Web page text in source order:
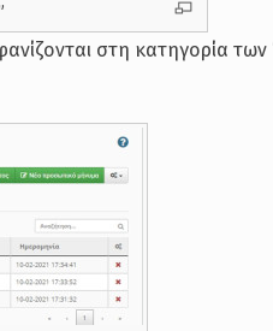
στη κατηγορία